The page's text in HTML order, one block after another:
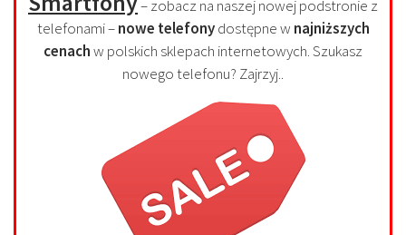
– zobacz na naszej nowej podstronie z
telefonami –nowe telefonydostępne w najniższych
cenachw polskich sklepach internetowych. Szukasz
nowego telefonu? Zajrzyj..